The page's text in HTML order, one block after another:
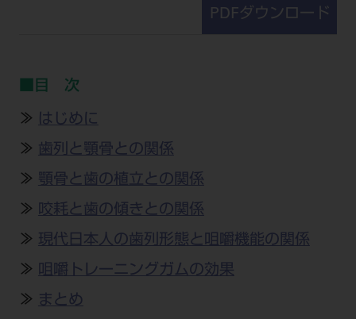
PDFダウンロード
■目 次
≫
はじめに
≫
歯列と顎骨との関係
≫ 顎骨と歯の植立との関係
≫ 咬耗と歯の傾きとの関係
≫ 現代日本人の歯列形態と咀嚼機能の関係
≫ 咀嚼トレーニングガムの効果
≫ まとめ
ディーラー向けシステム関連
CADデータ
モリタに対するご意見・お問い合わせ
ご開業に関するお問い合わせ
お客様の声への取り組み
修理・メンテナンス等
Webセミナー
デンタルショー
モリタ関連イベント
学会・研究会
Start Up チェック
動画セミナー アーカイブ
物件エリア調査
DENTAL OFFICE セレクション
衛生士会員
よくわかる高齢者歯科
始めよう訪問診療
高齢者歯科・訪問診療 製品情報
pd style
はじめての方へ
pdとは
院内ツアー
デンタルマガジン
製品に関する重要なお知らせ
ニュース
支店・営業所
SNS
公式SNS一覧
ショールーム
全国のショールーム
北海道